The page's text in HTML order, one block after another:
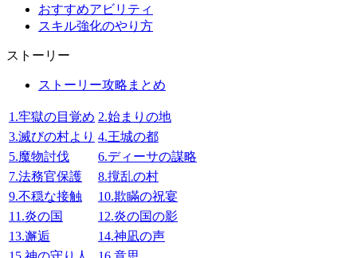
おすすめアビリティ
スキル強化のやり方
ストーリー
ストーリー攻略まとめ
1.牢獄の目覚め 2.始まりの地
3.滅びの村より 4.王城の都
5.魔物討伐
6.ディーサの謀略
7.法務官保護
8.撹乱の村
9.不穏な接触
10.欺瞞の祝宴
11.炎の国
12.炎の国の影
13.邂逅
14.神凪の声